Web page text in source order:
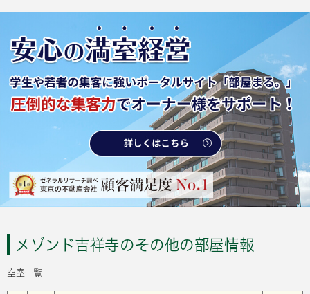
メゾンド吉祥寺のその他の部屋情報
空室一覧